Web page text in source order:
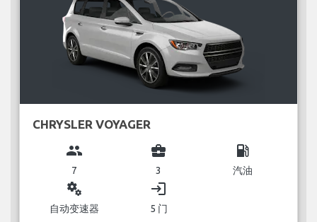
CHRYSLER VOYAGER
group
7
business_center
3
local_gas_station
汽油
miscellaneous_services
自动变速器
login
5 门